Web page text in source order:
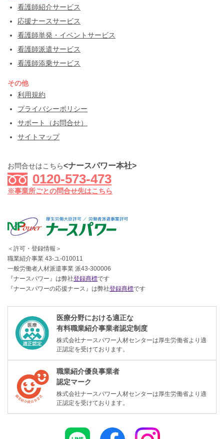
看護師紹介サービス
応援ナースサービス
看護師単発・イベントサービス
看護師派遣サービス
看護師添乗サービス
その他
利用規約
プライバシーポリシー
サポート（お問合せ）
サイトマップ
お問合せはこちら<ナースパワー本社>
0120-573-473
※事業所ごとの問合せ先はこちら
＜許可・登録情報＞
職業紹介事業 43-ユ-010011
一般労働者人材派遣事業 派43-300006
『ナースパワー』は弊社登録商標です
『ナースパワーの応援ナース』は弊社登録商標です
医療分野における適正な
有料職業紹介事業者認定制度
株式会社ナースパワー人材センターは厚生労働省より適
正認定を受けております。
職業紹介優良事業者
認定マーク
株式会社ナースパワー人材センターは厚生労働省より適
正認定を受けております。